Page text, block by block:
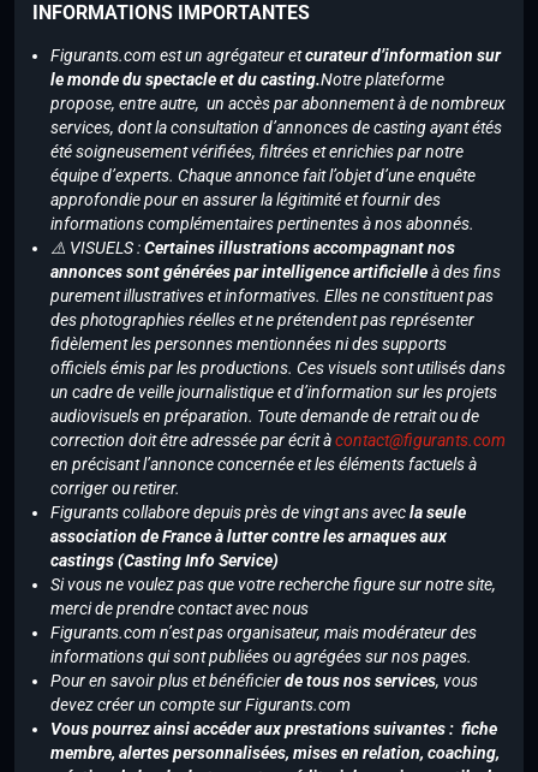
INFORMATIONS IMPORTANTES
Figurants.com est un agrégateur etcurateur d’information sur
le monde du spectacle et du casting.Notre plateforme
propose, entre autre, un accès par abonnement à de nombreux
services, dont la consultation d’annonces de casting ayant étés
été soigneusement vérifiées, filtrées et enrichies par notre
équipe d’experts. Chaque annonce fait l’objet d’une enquête
approfondie pour en assurer la légitimité et fournir des
informations complémentaires pertinentes à nos abonnés.
⚠️ VISUELS :Certaines illustrations accompagnant nos
annonces sont générées par intelligence artificielleà des fins
purement illustratives et informatives. Elles ne constituent pas
des photographies réelles et ne prétendent pas représenter
fidèlement les personnes mentionnées ni des supports
officiels émis par les productions. Ces visuels sont utilisés dans
un cadre de veille journalistique et d’information sur les projets
audiovisuels en préparation. Toute demande de retrait ou de
correction doit être adressée par écrit àcontact@figurants.com
en précisant l’annonce concernée et les éléments factuels à
corriger ou retirer.
Figurants collabore depuis près de vingt ans avecla seule
association de France à lutter contre les arnaques aux
castings (Casting Info Service)
Si vous ne voulez pas que votre recherche figure sur notre site,
merci de prendre contact avec nous
Figurants.com n’est pas organisateur, mais modérateur des
informations qui sont publiées ou agrégées sur nos pages.
Pour en savoir plus et bénéficierde tous nos services, vous
devez créer un compte sur Figurants.com
Vous pourrez ainsi accéder aux prestations suivantes : fiche
membre, alertes personnalisées, mises en relation, coaching,